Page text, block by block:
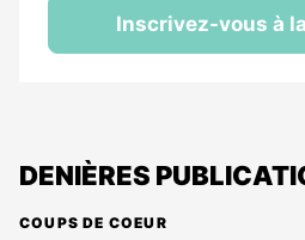
Inscrivez-vous à
DENIÈRES
COUPS DE COEUR